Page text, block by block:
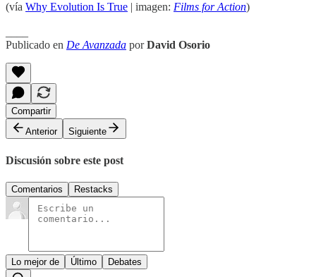
(vía Why Evolution Is True | imagen: Films for Action)
Publicado en De Avanzada porDavid Osorio
Compartir
Anterior
Siguiente
Discusión sobre este post
Comentarios Restacks
Lo mejor de Último Debates